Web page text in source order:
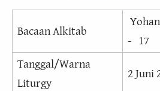
Bacaan Alkitab
- 17
Tanggal/Warna
Liturgy
2 Juni